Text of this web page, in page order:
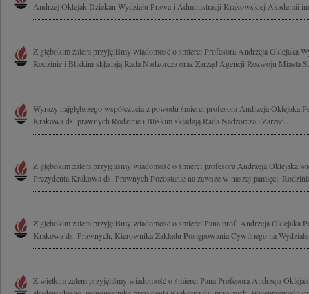
Andrzej Oklejak Dziekan Wydziału Prawa i Administracji Krakowskiej Akademii
Z głębokim żalem przyjęliśmy wiadomość o śmierci Profesora Andrzeja Oklejaka
Rodzinie i Bliskim składają Rada Nadzorcza oraz Zarząd Agencji Rozwoju Miasta
Wyrazy najgłębszego współczucia z powodu śmierci profesora Andrzeja Oklejaka
Krakowa ds. prawnych Rodzinie i Bliskim składają Rada Nadzorcza i Zarząd...
Z głębokim żalem przyjęliśmy wiadomość o śmierci profesora Andrzeja Oklejaka
Prezydenta Krakowa ds. Prawnych Pozostanie na zawsze w naszej pamięci.
Z głębokim żalem przyjęliśmy wiadomość o śmierci Pana prof. Andrzeja Oklejaka
Krakowa ds. Prawnych, Kierownika Zakładu Postępowania Cywilnego na
Z wielkim żalem przyjęliśmy wiadomość o śmierci Pana Profesora Andrzeja